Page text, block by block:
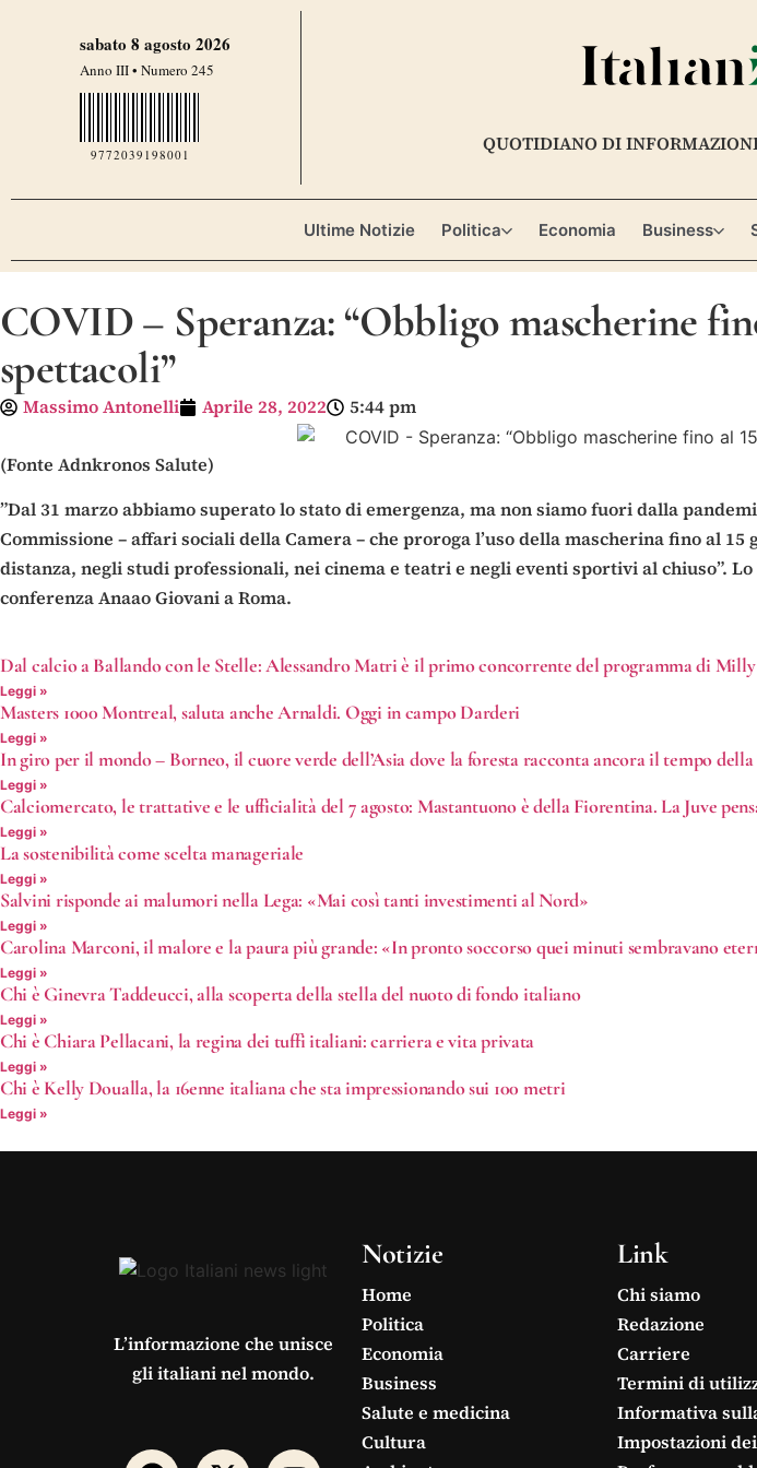
sabato 8 agosto 2026
Anno III • Numero 245
9772039198001 QUOTIDIANO DI
Ultime Notizie Politica Economia Business
COVID – Speranza: “Obbligo mascherine
spettacoli”
Massimo Antonelli Aprile 28, 2022 5:44 pm
(Fonte Adnkronos Salute)
”Dal 31 marzo abbiamo superato lo stato di emergenza, ma non siamo fuori dalla
Commissione – affari sociali della Camera – che proroga l’uso della mascherina fino al
distanza, negli studi professionali, nei cinema e teatri e negli eventi sportivi al chiuso”.
conferenza Anaao Giovani a Roma.
Dal calcio a Ballando con le Stelle: Alessandro Matri è il primo concorrente del programma di
Leggi »
Masters 1000 Montreal, saluta anche Arnaldi. Oggi in campo Darderi
Leggi »
In giro per il mondo – Borneo, il cuore verde dell’Asia dove la foresta racconta ancora il tempo
Leggi »
Calciomercato, le trattative e le ufficialità del 7 agosto: Mastantuono è della Fiorentina. La Juve
Leggi »
La sostenibilità come scelta manageriale
Leggi »
Salvini risponde ai malumori nella Lega: «Mai così tanti investimenti al Nord»
Leggi »
Carolina Marconi, il malore e la paura più grande: «In pronto soccorso quei minuti sembravano
Leggi »
Chi è Ginevra Taddeucci, alla scoperta della stella del nuoto di fondo italiano
Leggi »
Chi è Chiara Pellacani, la regina dei tuffi italiani: carriera e vita privata
Leggi »
Chi è Kelly Doualla, la 16enne italiana che sta impressionando sui 100 metri
Leggi »
L’informazione che unisce
gli italiani nel mondo.
Notizie
Home
Politica
Economia
Business
Salute e medicina
Cultura
Link
Chi siamo
Redazione
Carriere
Termini di
Informativa
Impostazioni